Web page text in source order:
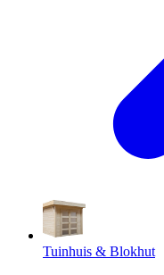
Tuinhuis & Blokhut